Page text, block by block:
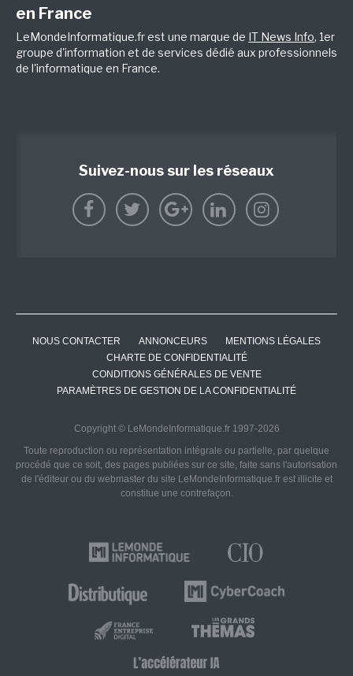
en France
LeMondeInformatique.fr est une marque de IT News Info, 1er
groupe d'information et de services dédié aux professionnels
de l'informatique en France.
Suivez-nous sur les réseaux
NOUS CONTACTER ANNONCEURS
MENTIONS LÉGALES
CHARTE DE CONFIDENTIALITÉ
CONDITIONS GÉNÉRALES DE VENTE
PARAMÈTRES DE GESTION DE LA CONFIDENTIALITÉ
Copyright © LeMondeInformatique.fr 1997-2026
Toute reproduction ou représentation intégrale ou partielle, par quelque
procédé que ce soit, des pages publiées sur ce site, faite sans l'autorisation
de l'éditeur ou du webmaster du site LeMondeInformatique.fr est illicite et
constitue une contrefaçon.